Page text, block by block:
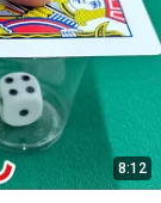
8:12